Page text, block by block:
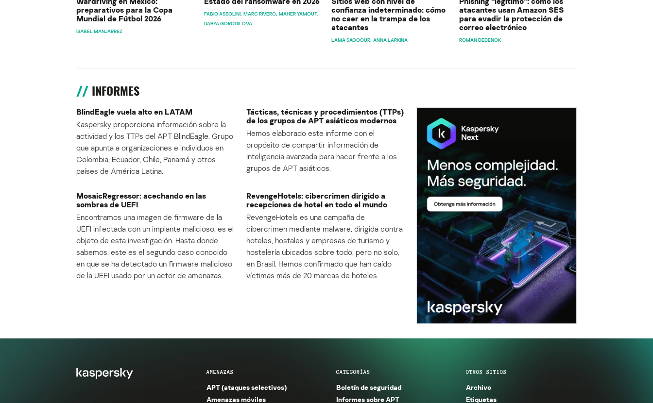
preparativos para la Copa
Mundial de Fútbol 2026
ISABEL MANJARREZ
FABIO ASSOLINI MARC RIVERO MAHER YAMOUT
DARYA GORODILOVA
confianza indeterminado: cómo
no caer en la trampa de los
atacantes
LAMA SAQQOUR ANNA LARKINA
atacantes usan Amazon SES
para evadir la protección de
correo electrónico
ROMAN DEDENOK
INFORMES
BlindEagle vuela alto en LATAM
Kaspersky proporciona información sobre la
actividad y los TTPs del APT BlindEagle. Grupo
que apunta a organizaciones e individuos en
Colombia, Ecuador, Chile, Panamá y otros
países de América Latina.
Tácticas, técnicas y procedimientos (TTPs)
de los grupos de APT asiáticos modernos
Hemos elaborado este informe con el
propósito de compartir información de
inteligencia avanzada para hacer frente a los
grupos de APT asiáticos.
MosaicRegressor: acechando en las
sombras de UEFI
Encontramos una imagen de firmware de la
UEFI infectada con un implante malicioso, es el
objeto de esta investigación. Hasta donde
sabemos, este es el segundo caso conocido
en que se ha detectado un firmware malicioso
de la UEFI usado por un actor de amenazas.
RevengeHotels: cibercrimen dirigido a
recepciones de hotel en todo el mundo
RevengeHotels es una campaña de
cibercrimen mediante malware, dirigida contra
hoteles, hostales y empresas de turismo y
hostelería ubicados sobre todo, pero no solo,
en Brasil. Hemos confirmado que han caído
víctimas más de 20 marcas de hoteles.
AMENAZAS
APT (ataques selectivos)
Amenazas móviles
CATEGORÍAS
Boletín de seguridad
Informes sobre APT
OTROS SITIOS
Archivo
Etiquetas